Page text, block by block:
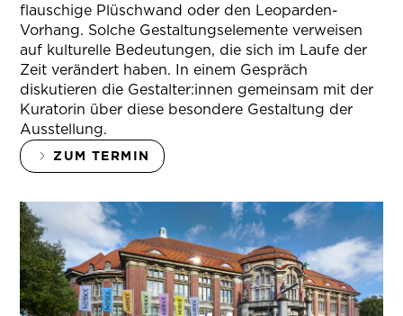
flauschige Plüschwand oder den Leoparden-
Vorhang. Solche Gestaltungselemente verweisen
auf kulturelle Bedeutungen, die sich im Laufe der
Zeit verändert haben. In einem Gespräch
diskutieren die Gestalter:innen gemeinsam mit der
Kuratorin über diese besondere Gestaltung der
Ausstellung.
ZUM TERMIN